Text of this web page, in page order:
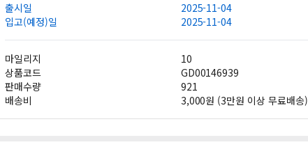
출시일
2025-11-04
입고(예정)일
2025-11-04
마일리지
10
상품코드
GD00146939
판매수량
921
배송비
3,000원 (3만원 이상 무료배송)